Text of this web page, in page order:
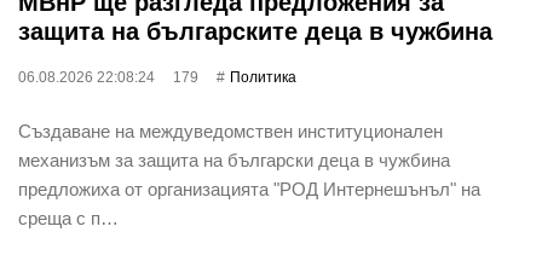
защита на българските деца в чужбина
06.08.2026 22:08:24 179 Политика
Създаване на междуведомствен институционален
механизъм за защита на български деца в чужбина
предложиха от организацията "РОД Интернешънъл" на
среща с п…